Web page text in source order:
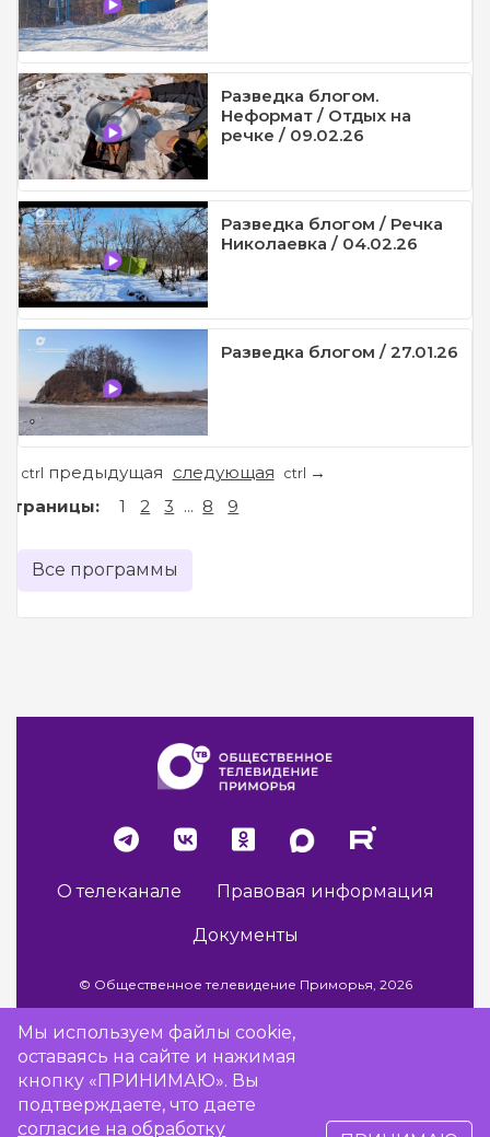
Разведка блогом.
Неформат / Отдых на
речке / 09.02.26
Разведка блогом / Речка
Николаевка / 04.02.26
Разведка блогом / 27.01.26
ctrl предыдущая следующая ctrl →
Страницы: 1 2 3 ... 8 9
Все программы
О телеканале Правовая информация
Документы
© Общественное телевидение Приморья, 2026
Разработка сайта -Vladweb
Мы используем файлы cookie,
оставаясь на сайте и нажимая
кнопку «ПРИНИМАЮ». Вы
подтверждаете, что даете
согласие на обработку